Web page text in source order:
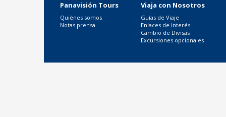
Panavisión Tours
Quiénes somos
Notas prensa
Viaja con Nosotros
Guías de Viaje
Enlaces de Interés
Cambio de Divisas
Excursiones opcionales